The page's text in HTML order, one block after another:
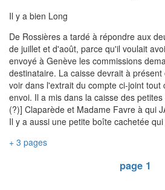
Il y a bien Long
De Rossières a tardé à répondre aux
de juillet et d'août, parce qu'il voulait
envoyé à Genève les commissions
destinataire. La caisse devrait à
voir dans l'extrait du compte ci-joint tout
envoi. Il a mis dans la caisse des
(?)] Claparède et Madame Favre à qui
Il y a aussi une petite boîte cachetée
+ 3 pages
page 1